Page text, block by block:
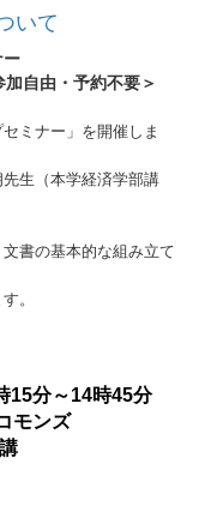
いて
ー​
自由・予約不要＞
ミナー」を開催しま
生（本学経済学部講
書の基本的な組み立て
。
15分～14時45分
モンズ